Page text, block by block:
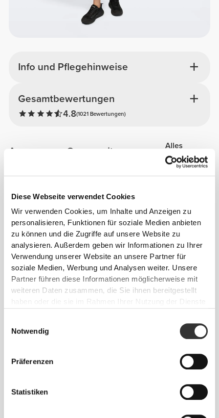
Diese Webseite verwendet Cookies
Wir verwenden Cookies, um Inhalte und Anzeigen zu
personalisieren, Funktionen für soziale Medien anbieten
zu können und die Zugriffe auf unsere Website zu
analysieren. Außerdem geben wir Informationen zu Ihrer
Verwendung unserer Website an unsere Partner für
soziale Medien, Werbung und Analysen weiter. Unsere
Partner führen diese Informationen möglicherweise mit
weiteren Daten zusammen, die Sie ihnen bereitgestellt
haben oder die sie im Rahmen Ihrer Nutzung der Dienste
Notwendig
Präferenzen
Statistiken
Info und Pflegehinweise
Gesamtbewertungen
4.8(1021 Bewertungen)
Aus unserer Community
Alles
ansehen
3